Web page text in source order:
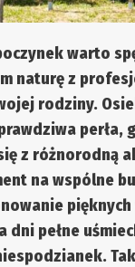
warto
naturę z
rodziny.
perła,
z różnorodną
na wspólne
pięknych
dni pełne